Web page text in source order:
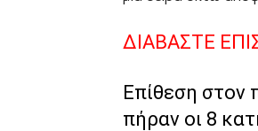
ΔΙΑΒΑΣΤΕ
Επίθεση στον
πήραν οι 8